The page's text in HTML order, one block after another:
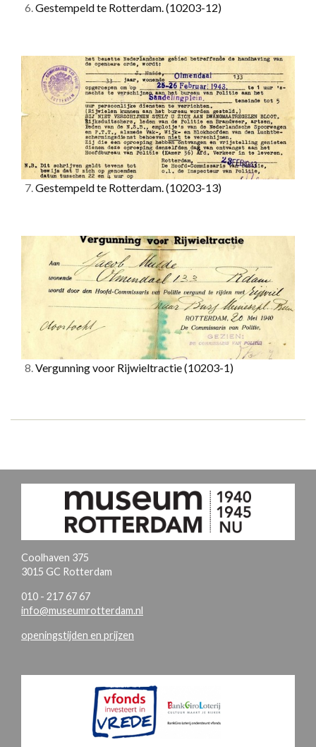
6.Gestempeld te Rotterdam.(10203-12)
7.Gestempeld te Rotterdam.(10203-13)
8.Vergunning voor Rijwieltractie(10203-1)
Coolhaven 375
3015 GC Rotterdam
010 - 217 67 67
info@museumrotterdam.nl
openingstijden en prijzen